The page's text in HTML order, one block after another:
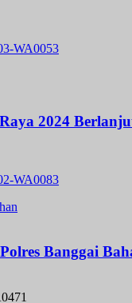
2024
Banggai